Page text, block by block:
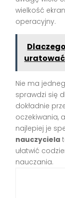
wielkość
operacyjny.
Nie ma
sprawdzi się
dokładnie
oczekiwania,
najlepiej je
nauczyciela
ułatwić
nauczania.